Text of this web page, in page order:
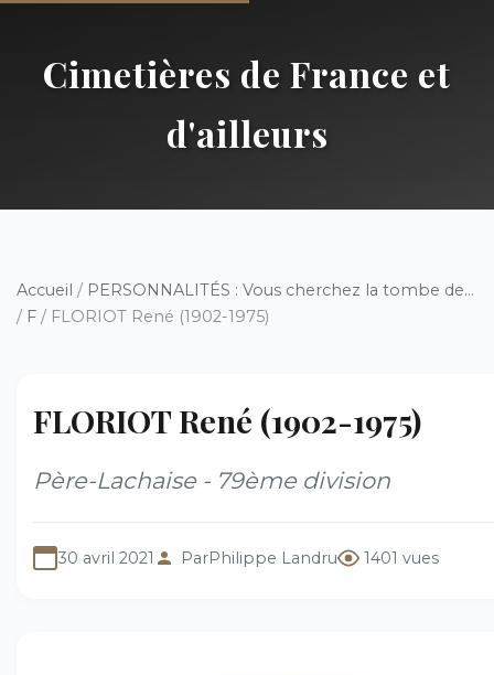
Cimetières de France et
d'ailleurs
Accueil / PERSONNALITÉS : Vous cherchez la tombe de...
/ F / FLORIOT René (1902-1975)
FLORIOT René (1902-1975)
Père-Lachaise - 79ème division
30 avril 2021 ParPhilippe Landru 1401 vues